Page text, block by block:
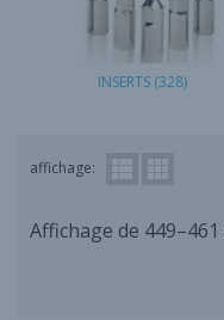
INSERTS (328)
affichage:
Affichage de